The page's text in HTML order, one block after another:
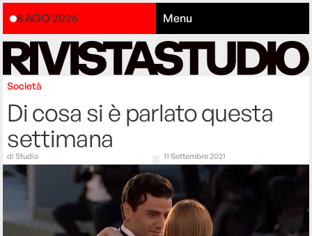
8 AGO 2026 Menu
Società
Di cosa si è parlato questa
settimana
diStudio 11 Settembre 2021